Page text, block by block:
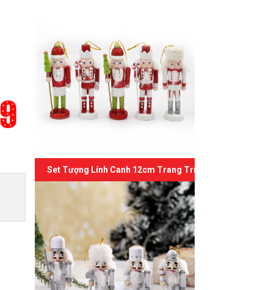
Set Tượng Lính Canh 12cm Trang Trí Giáng Sinh 06